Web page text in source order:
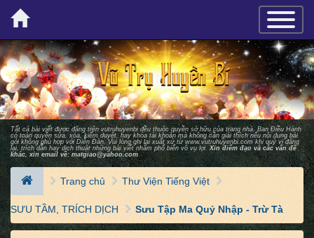
×
Tất cả bài viết được đăng trên vutruhuyenbi đều thuộc quyền sở hữu của trang nhà. Ban Ðiều Hành
có toàn quyền sửa, xóa, kiểm duyệt, hay khóa tài khoản mà không cần giải thích nếu nội dung bài
gởi không phù hợp với Diễn Ðàn. Vui lòng ghi lại xuất xứ từwww.vutruhuyenbi.comkhi quý vị đăng
lại, trích dẫn hay dịch thuật những bài viết nhằm phổ biến vô vụ lợi. Xin điểm đạo và các vấn đề
khác, xin email về: matgiao@yahoo.com
Trang chủ Thư Viện Tiếng Việt
SƯU TẦM, TRÍCH DỊCH Sưu Tập Ma Quỷ Nhập - Trừ Tà